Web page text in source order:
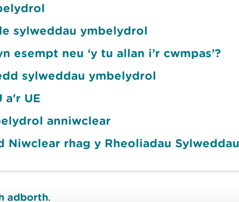
sylweddau ymbelydrol
neu ‘y tu allan i’r cwmpas’?
sylweddau ymbelydrol
a'r UE
anniwclear
rhag y Rheoliadau
adborth.